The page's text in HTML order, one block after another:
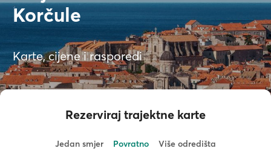
Korčule
Karte, cijene i rasporedi
Rezerviraj trajektne karte
Jedan smjer Povratno Više odredišta